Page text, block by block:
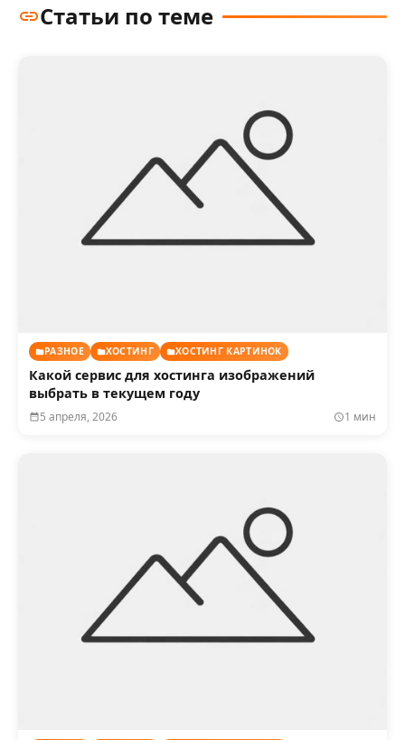
Статьи по теме
РАЗНОЕ ХОСТИНГ ХОСТИНГ КАРТИНОК
Какой сервис для хостинга изображений
выбрать в текущем году
5 апреля, 2026 1 мин